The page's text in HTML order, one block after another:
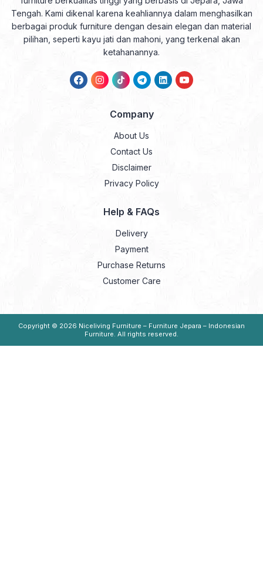
Tengah. Kami dikenal karena keahliannya dalam menghasilkan
berbagai produk furniture dengan desain elegan dan material
pilihan, seperti kayu jati dan mahoni, yang terkenal akan
ketahanannya.
Company
About Us
Contact Us
Disclaimer
Privacy Policy
Help & FAQs
Delivery
Payment
Purchase Returns
Customer Care
Copyright © 2026 Niceliving Furniture – Furniture Jepara – Indonesian
Furniture. All rights reserved.